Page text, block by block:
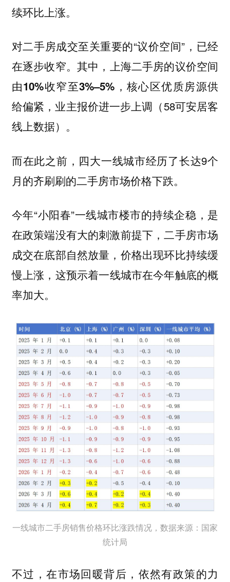
续环比上涨。
对二手房成交至关重要的“议价空间”，已经
在逐步收窄。其中， 上海二手房的议价空间
由10%收窄至3%–5% ，核心区优质房源供
给偏紧，业主报价进一步上调（58可安居客
线上数据）。
而在此之前，四大一线城市经历了长达9个
月的齐刷刷的二手房市场价格下跌。
今年“小阳春”一线城市楼市的持续企稳，是
在政策端没有大的刺激前提下，二手房市场
成交在底部自然放量，价格出现环比持续缓
慢上涨， 这预示着一线城市在今年触底的概
率加大。
一线城市二手房销售价格环比涨跌情况，数据来源：国家
统计局
不过，在市场回暖背后，依然有政策的力